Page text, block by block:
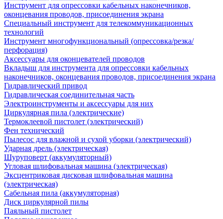
Инструмент для опрессовки кабельных наконечников,
оконцевания проводов, присоединения экрана
Специальный инструмент для телекоммуникационных
технологий
Инструмент многофункциональный (опрессовка/резка/
перфорация)
Аксессуары для оконцевателей проводов
Вкладыш для инструмента для опрессовки кабельных
наконечников, оконцевания проводов, присоединения экрана
Гидравлический привод
Гидравлическая соединительная часть
Электроинструменты и аксессуары для них
Циркулярная пила (электрические)
Термоклеевой пистолет (электрический)
Фен технический
Пылесос для влажной и сухой уборки (электрический)
Ударная дрель (электрическая)
Шуруповерт (аккумуляторный)
Угловая шлифовальная машина (электрическая)
Эксцентриковая дисковая шлифовальная машина
(электрическая)
Сабельная пила (аккумуляторная)
Диск циркулярной пилы
Паяльный пистолет